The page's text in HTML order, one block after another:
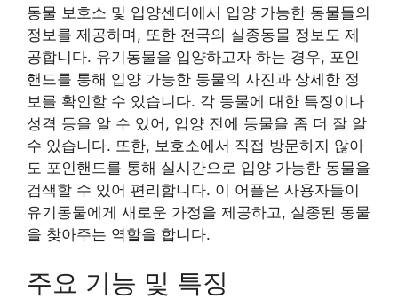
동물 보호소 및 입양센터에서 입양 가능한 동물들의
정보를 제공하며, 또한 전국의 실종동물 정보도 제
공합니다. 유기동물을 입양하고자 하는 경우, 포인
핸드를 통해 입양 가능한 동물의 사진과 상세한 정
보를 확인할 수 있습니다. 각 동물에 대한 특징이나
성격 등을 알 수 있어, 입양 전에 동물을 좀 더 잘 알
수 있습니다. 또한, 보호소에서 직접 방문하지 않아
도 포인핸드를 통해 실시간으로 입양 가능한 동물을
검색할 수 있어 편리합니다. 이 어플은 사용자들이
유기동물에게 새로운 가정을 제공하고, 실종된 동물
을 찾아주는 역할을 합니다.
주요 기능 및 특징